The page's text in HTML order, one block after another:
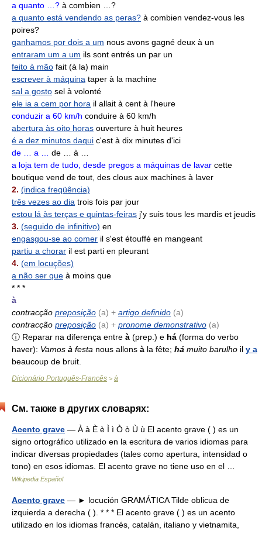
a quanto …? à combien …?
a quanto está vendendo as peras? à combien vendez-vous les
poires?
ganhamos por dois a um nous avons gagné deux à un
entraram um a um ils sont entrés un par un
feito à mão fait (à la) main
escrever à máquina taper à la machine
sal a gosto sel à volonté
ele ia a cem por hora il allait à cent à l'heure
conduzir a 60 km/h conduire à 60 km/h
abertura às oito horas ouverture à huit heures
é a dez minutos daqui c'est à dix minutes d'ici
de … a … de … à …
a loja tem de tudo, desde pregos a máquinas de lavar cette
boutique vend de tout, des clous aux machines à laver
2. (indica freqüência)
três vezes ao dia trois fois par jour
estou lá às terças e quintas-feiras j'y suis tous les mardis et jeudis
3. (seguido de infinitivo) en
engasgou-se ao comer il s'est étouffé en mangeant
partiu a chorar il est parti en pleurant
4. (em locuções)
a não ser que à moins que
* * *
à
contracção preposição (a) + artigo definido (a)
contracção preposição (a) + pronome demonstrativo (a)
ⓘ Reparar na diferença entre à (prep.) e há (forma do verbo
haver): Vamos à festa nous allons à la fête; há muito barulho il y a
beaucoup de bruit.
Dicionário Português-Francês > à
См. также в других словарях:
Acento grave — À à È è Ì ì Ò ò Ù ù El acento grave ( ) es un
signo ortográfico utilizado en la escritura de varios idiomas para
indicar diversas propiedades (tales como apertura, intensidad o
tono) en esos idiomas. El acento grave no tiene uso en el …
Wikipedia Español
Acento grave — ► locución GRAMÁTICA Tilde oblicua de
izquierda a derecha ( ). * * * El acento grave ( ) es un acento
utilizado en los idiomas francés, catalán, italiano y vietnamita,